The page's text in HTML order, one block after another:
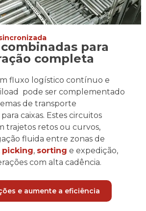
para
completa
fluxo logístico contínuo e
pode ser complementado
de transporte
caixas. Estes circuitos
trajetos retos ou curvos,
fluida entre zonas de
picking, sorting e expedição,
com alta cadência.
e aumente a eficiência